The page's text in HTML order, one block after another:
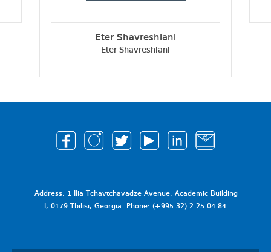
Eter Shavreshiani
Eter Shavreshiani
Address: 1 Ilia Tchavtchavadze Avenue, Academic Building
I, 0179 Tbilisi, Georgia. Phone: (+995 32) 2 25 04 84